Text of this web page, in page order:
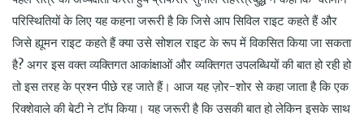
परिस्थितियों के लिए यह कहना जरूरी है कि जिसे आप सिविल राइट कहते हैं और
जिसे ह्यूमन राइट कहते हैं क्या उसे सोशल राइट के रूप में विकसित किया जा सकता
है? अगर इस वक्त व्यक्तिगत आकांक्षाओं और व्यक्तिगत उपलब्धियों की बात हो रही हो
तो इस तरह के प्रश्न पीछे रह जाते हैं। आज यह ज़ोर-शोर से कहा जाता है कि एक
रिक्शेवाले की बेटी ने टॉप किया। यह जरूरी है कि उसकी बात हो लेकिन इसके साथ